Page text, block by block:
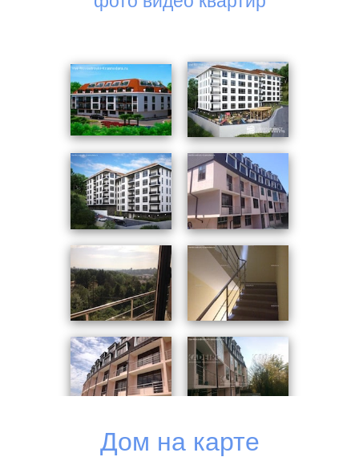
штукатуркой типа «короед» и окрашены, мансардные
стены и кровля покрыты мягкой черепицей. Розоватый
оттенок стен, бордовая черепица и коричневый
оконный профиль создают гармоничное цветовое
сочетание. Балконные ограждения выполнены из
никелированных труб разного диметра. Внутренние
общие помещения отделаны керамогранитной плиткой
и фактурной штукатуркой. В целом комплекс рассчитан
на 200 квартир. Проектировка корпусов одинаковая.
Застройщик предлагает студии и 1-2-комнатные
квартиры. Площадь от 22 до 68 кв. м. Конкурентным
преимуществом являются высокие (2,8м) потолки и
витражное остекление, которое позволяет
максимально использовать естественное освещение.
Дома расположены таким образом, что солнце в
течение дня заглянет во все комнаты, а возвышенное
положение делает практически все квартиры
стихией и торжественным горным пейзажем. Для
Дом на карте